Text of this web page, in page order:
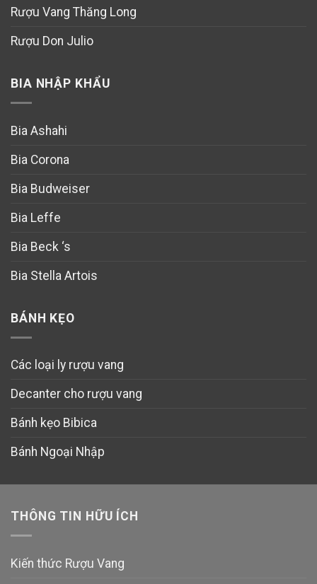
Rượu Vang Thăng Long
Rượu Don Julio
BIA NHẬP KHẨU
Bia Ashahi
Bia Corona
Bia Budweiser
Bia Leffe
Bia Beck ‘s
Bia Stella Artois
BÁNH KẸO
Các loại ly rượu vang
Decanter cho rượu vang
Bánh kẹo Bibica
Bánh Ngoại Nhập
THÔNG TIN HỮU ÍCH
Kiến thức Rượu Vang